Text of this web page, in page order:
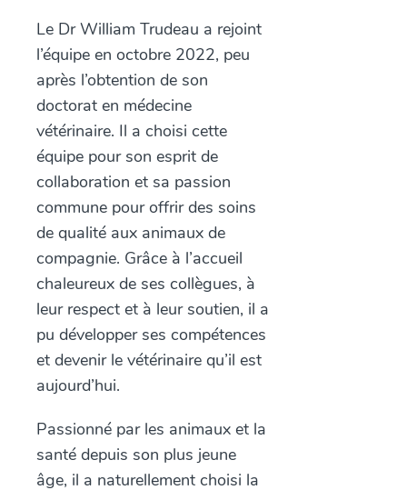
Le Dr William Trudeau a rejoint
l’équipe en octobre 2022, peu
après l’obtention de son
doctorat en médecine
vétérinaire. Il a choisi cette
équipe pour son esprit de
collaboration et sa passion
commune pour offrir des soins
de qualité aux animaux de
compagnie. Grâce à l’accueil
chaleureux de ses collègues, à
leur respect et à leur soutien, il a
pu développer ses compétences
et devenir le vétérinaire qu’il est
aujourd’hui.
Passionné par les animaux et la
santé depuis son plus jeune
âge, il a naturellement choisi la